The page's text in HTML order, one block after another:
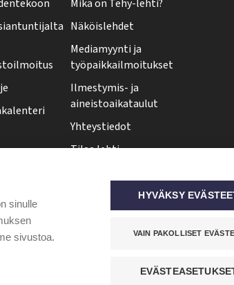
Mikä on Tehy-lehti?
Näköislehdet
Mediamyynti ja
työpaikkailmoitukset
Ilmestymis- ja
aineistoaikataulut
Yhteystiedot
Tilaa lehti
Tehy-lehti somessa
sinulle
sivustoa.
HYVÄKSY
VAIN PAKOLLISET